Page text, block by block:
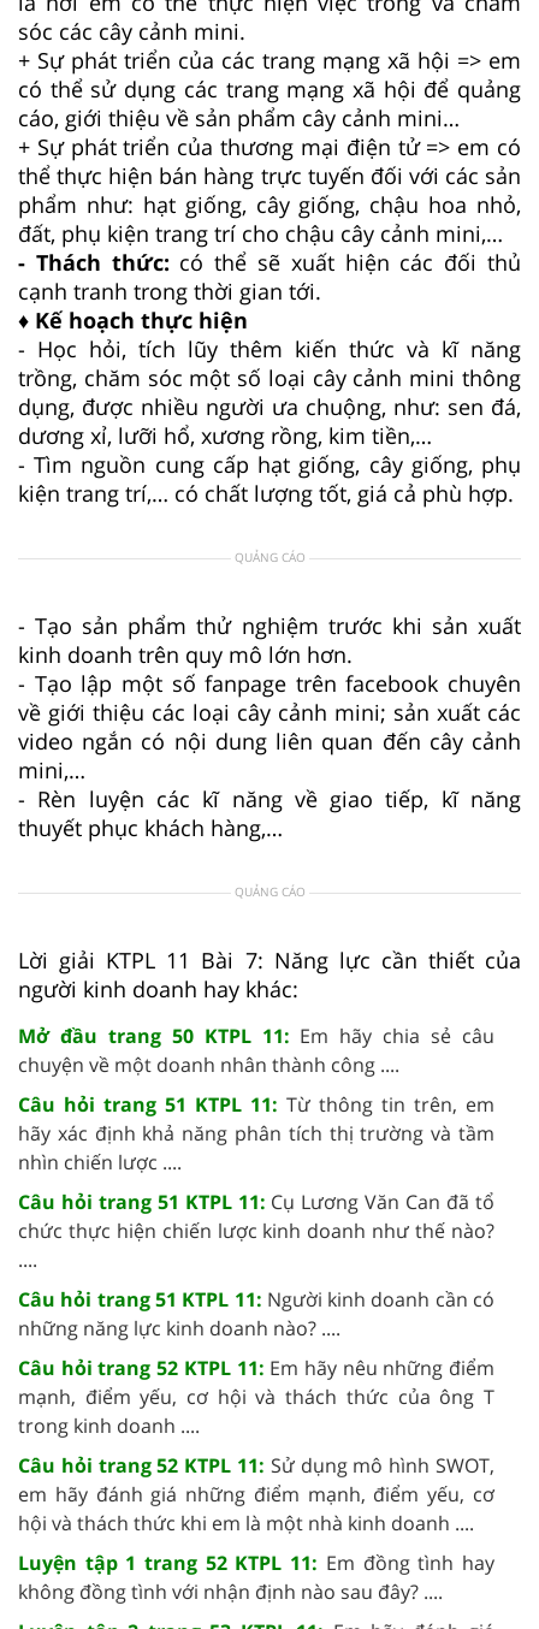
sóc các cây cảnh mini.
+ Sự phát triển của các trang mạng xã hội => em
có thể sử dụng các trang mạng xã hội để quảng
cáo, giới thiệu về sản phẩm cây cảnh mini…
+ Sự phát triển của thương mại điện tử => em có
thể thực hiện bán hàng trực tuyến đối với các sản
phẩm như: hạt giống, cây giống, chậu hoa nhỏ,
đất, phụ kiện trang trí cho chậu cây cảnh mini,…
- Thách thức: có thể sẽ xuất hiện các đối thủ
cạnh tranh trong thời gian tới.
♦ Kế hoạch thực hiện
- Học hỏi, tích lũy thêm kiến thức và kĩ năng
trồng, chăm sóc một số loại cây cảnh mini thông
dụng, được nhiều người ưa chuộng, như: sen đá,
dương xỉ, lưỡi hổ, xương rồng, kim tiền,…
- Tìm nguồn cung cấp hạt giống, cây giống, phụ
kiện trang trí,… có chất lượng tốt, giá cả phù hợp.
QUẢNG CÁO
- Tạo sản phẩm thử nghiệm trước khi sản xuất
kinh doanh trên quy mô lớn hơn.
- Tạo lập một số fanpage trên facebook chuyên
về giới thiệu các loại cây cảnh mini; sản xuất các
video ngắn có nội dung liên quan đến cây cảnh
mini,…
- Rèn luyện các kĩ năng về giao tiếp, kĩ năng
thuyết phục khách hàng,…
QUẢNG CÁO
Lời giải KTPL 11 Bài 7: Năng lực cần thiết của
người kinh doanh hay khác:
Mở đầu trang 50 KTPL 11: Em hãy chia sẻ câu
chuyện về một doanh nhân thành công ....
Câu hỏi trang 51 KTPL 11: Từ thông tin trên, em
hãy xác định khả năng phân tích thị trường và tầm
nhìn chiến lược ....
Câu hỏi trang 51 KTPL 11: Cụ Lương Văn Can đã tổ
chức thực hiện chiến lược kinh doanh như thế nào?
....
Câu hỏi trang 51 KTPL 11: Người kinh doanh cần có
những năng lực kinh doanh nào? ....
Câu hỏi trang 52 KTPL 11: Em hãy nêu những điểm
mạnh, điểm yếu, cơ hội và thách thức của ông T
trong kinh doanh ....
Câu hỏi trang 52 KTPL 11: Sử dụng mô hình SWOT,
em hãy đánh giá những điểm mạnh, điểm yếu, cơ
hội và thách thức khi em là một nhà kinh doanh ....
Luyện tập 1 trang 52 KTPL 11: Em đồng tình hay
không đồng tình với nhận định nào sau đây? ....